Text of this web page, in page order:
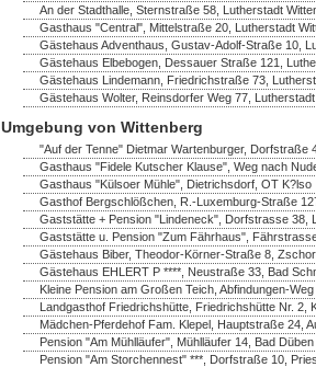
An der Stadthalle, Sternstraße 58, Lutherstadt
Gasthaus "Central", Mittelstraße 20, Lutherstadt
Gästehaus Adventhaus, Gustav-Adolf-Straße 10,
Gästehaus Elbebogen, Dessauer Straße 121,
Gästehaus Lindemann, Friedrichstraße 73,
Gästehaus Wolter, Reinsdorfer Weg 77,
Umgebung von Wittenberg
"Auf der Tenne" Dietmar Wartenburger, Dorfstraße
Gasthaus "Fidele Kutscher Klause", Weg nach
Gasthaus "Külsoer Mühle", Dietrichsdorf, OT K?lso
Gasthof Bergschlößchen, R.-Luxemburg-Straße
Gaststätte + Pension "Lindeneck", Dorfstrasse 38,
Gaststätte u. Pension "Zum Fährhaus",
Gästehaus Biber, Theodor-Körner-Straße 8,
Gästehaus EHLERT P ****, Neustraße 33, Bad
Kleine Pension am Großen Teich, Abfindungen-
Landgasthof Friedrichshütte, Friedrichshütte Nr. 2,
Mädchen-Pferdehof Fam. Klepel, Hauptstraße 24,
Pension "Am Mühlläufer", Mühlläufer 14, Bad Düben
Pension "Am Storchennest" ***, Dorfstraße 10,